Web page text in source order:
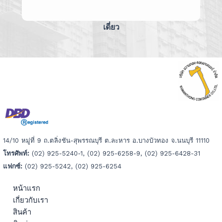
เดี่ยว
14/10 หมู่ที่ 9 ถ.ตลิ่งชัน-สุพรรณบุรี ต.ละหาร อ.บางบัวทอง จ.นนบุรี 11110
โทรศัพท์: (02) 925-5240-1, (02) 925-6258-9, (02) 925-6428-31
แฟกซ์: (02) 925-5242, (02) 925-6254
หน้าแรก
เกี่ยวกับเรา
สินค้า